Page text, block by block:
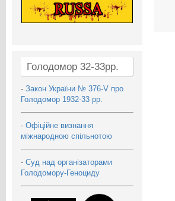
Голодомор 32-33рр.
- Закон України № 376-V про
Голодомор 1932-33 рр.
- Офіційне визнання
міжнародною спільнотою
- Суд над організаторами
Голодомору-Геноциду